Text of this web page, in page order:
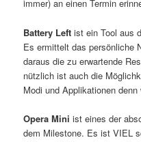
immer) an einen Termin
Battery Left ist ein Tool aus
Es ermittelt das persönliche
daraus die zu erwartende
nützlich ist auch die
Modi und Applikationen
Opera Mini ist eines der
dem Milestone. Es ist VIEL